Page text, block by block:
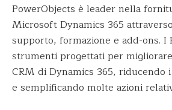
PowerObjects è leader nella
Microsoft Dynamics 365
supporto, formazione e add-ons. I
strumenti progettati per
CRM di Dynamics 365, riducendo
e semplificando molte azioni